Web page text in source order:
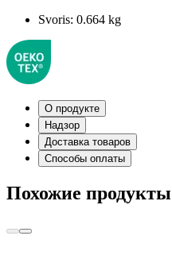
Svoris: 0.664 kg
О продукте
Надзор
Доставка товаров
Способы оплаты
Похожие продукты